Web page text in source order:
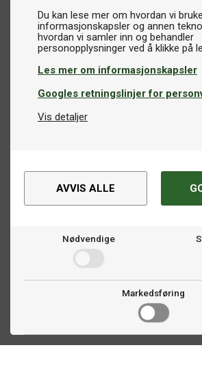
Du kan lese mer om hvordan vi
informasjonskapsler og annen
hvordan vi samler inn og behandler
Les mer om informasjonskapsler
Googles retningslinjer for
Vis detaljer
AVVIS ALLE
Nødvendige
Markedsføring